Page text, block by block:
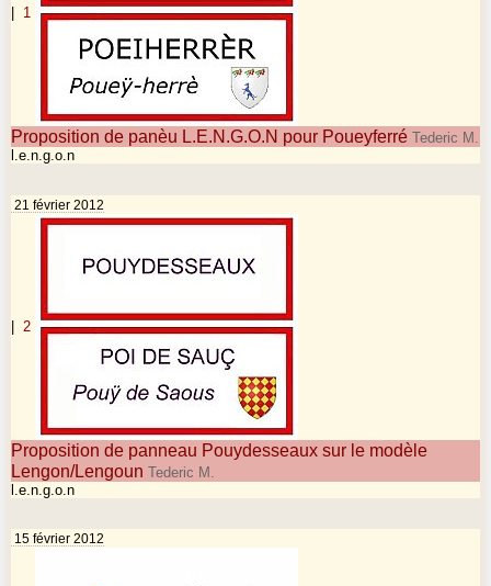
| 1
Proposition de panèu L.E.N.G.O.N pour Poueyferré Tederic M.
l.e.n.g.o.n
21 février 2012
| 2
Proposition de panneau Pouydesseaux sur le modèle
Lengon/Lengoun Tederic M.
l.e.n.g.o.n
15 février 2012